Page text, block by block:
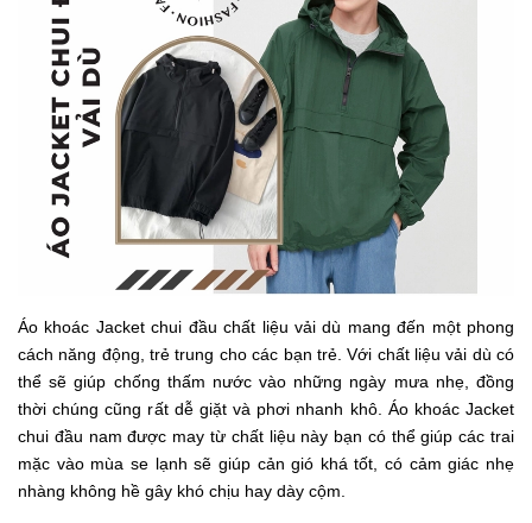
Áo khoác Jacket chui đầu chất liệu vải dù mang đến một phong
cách năng động, trẻ trung cho các bạn trẻ. Với chất liệu vải dù có
thể sẽ giúp chống thấm nước vào những ngày mưa nhẹ, đồng
thời chúng cũng rất dễ giặt và phơi nhanh khô. Áo khoác Jacket
chui đầu nam được may từ chất liệu này bạn có thể giúp các trai
mặc vào mùa se lạnh sẽ giúp cản gió khá tốt, có cảm giác nhẹ
nhàng không hề gây khó chịu hay dày cộm.